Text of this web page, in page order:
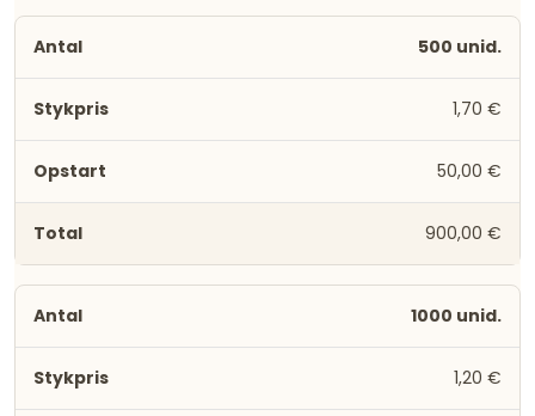
500 unid.
1,70 €
50,00 €
900,00 €
1000 unid.
1,20 €